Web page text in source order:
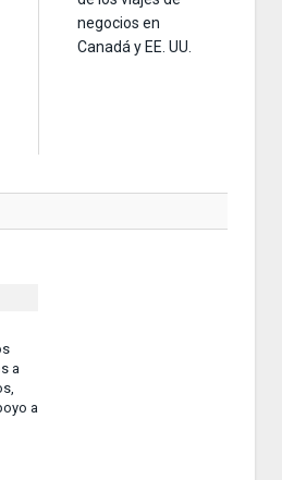
negocios en
Canadá y EE. UU.
a
a